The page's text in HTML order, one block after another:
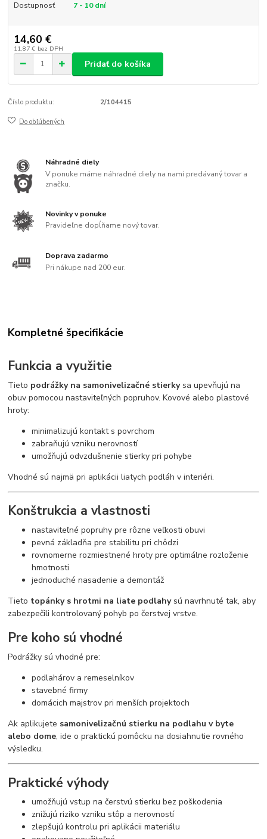
Dostupnosť 7 - 10 dní
14,60 €
11,87 € bez DPH
Pridať do košíka
Číslo produktu: 2/104415
Do obľúbených
Náhradné diely
V ponuke máme náhradné diely na nami predávaný tovar a
značku.
Novinky v ponuke
Pravideľne dopĺňame nový tovar.
Doprava zadarmo
Pri nákupe nad 200 eur.
Kompletné špecifikácie
Funkcia a využitie
Tieto podrážky na samonivelizačné stierkysa upevňujú na
obuv pomocou nastaviteľných popruhov. Kovové alebo plastové
hroty:
minimalizujú kontakt s povrchom
zabraňujú vzniku nerovností
umožňujú odvzdušnenie stierky pri pohybe
Vhodné sú najmä pri aplikácii liatych podláh v interiéri.
Konštrukcia a vlastnosti
nastaviteľné popruhy pre rôzne veľkosti obuvi
pevná základňa pre stabilitu pri chôdzi
rovnomerne rozmiestnené hroty pre optimálne rozloženie
hmotnosti
jednoduché nasadenie a demontáž
Tieto topánky s hrotmi na liate podlahysú navrhnuté tak, aby
zabezpečili kontrolovaný pohyb po čerstvej vrstve.
Pre koho sú vhodné
Podrážky sú vhodné pre:
podlahárov a remeselníkov
stavebné firmy
domácich majstrov pri menších projektoch
Ak aplikujete samonivelizačnú stierku na podlahu v byte
alebo dome, ide o praktickú pomôcku na dosiahnutie rovného
výsledku.
Praktické výhody
umožňujú vstup na čerstvú stierku bez poškodenia
znižujú riziko vzniku stôp a nerovností
zlepšujú kontrolu pri aplikácii materiálu